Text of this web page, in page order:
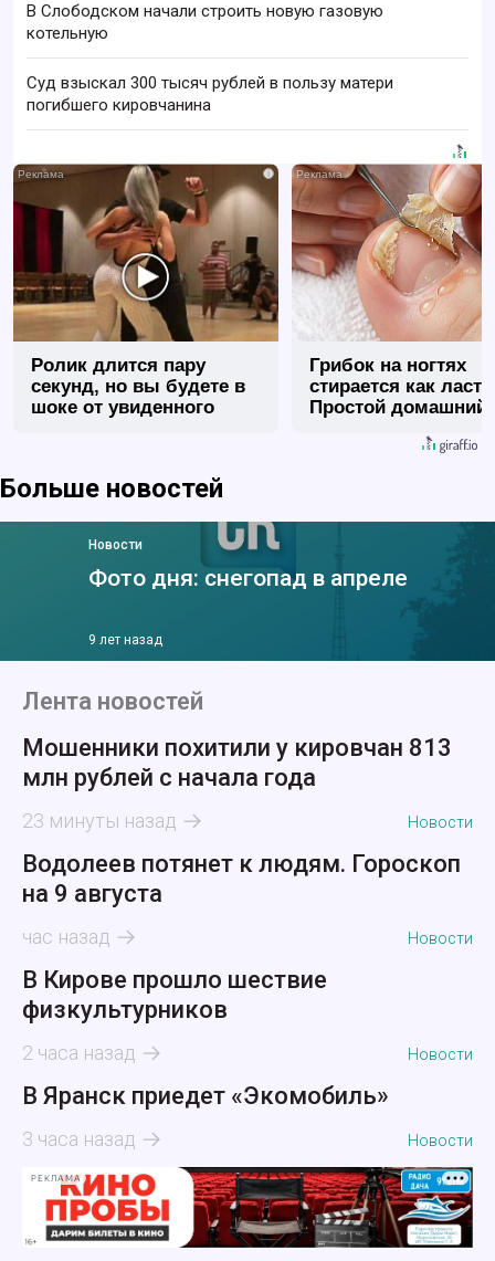
В Слободском начали строить новую газовую
котельную
Суд взыскал 300 тысяч рублей в пользу матери
погибшего кировчанина
i
Ролик длится пару
секунд, но вы будете в
шоке от увиденного
Грибок на ногтях
стирается как
Простой домашний
Больше новостей
Новости
Фото дня: снегопад в апреле
9 лет назад
Лента новостей
Мошенники похитили у кировчан 813
млн рублей с начала года
23 минуты назад Новости
Водолеев потянет к людям. Гороскоп
на 9 августа
час назад Новости
В Кирове прошло шествие
физкультурников
2 часа назад Новости
В Яранск приедет «Экомобиль»
3 часа назад Новости
РЕКЛАМА